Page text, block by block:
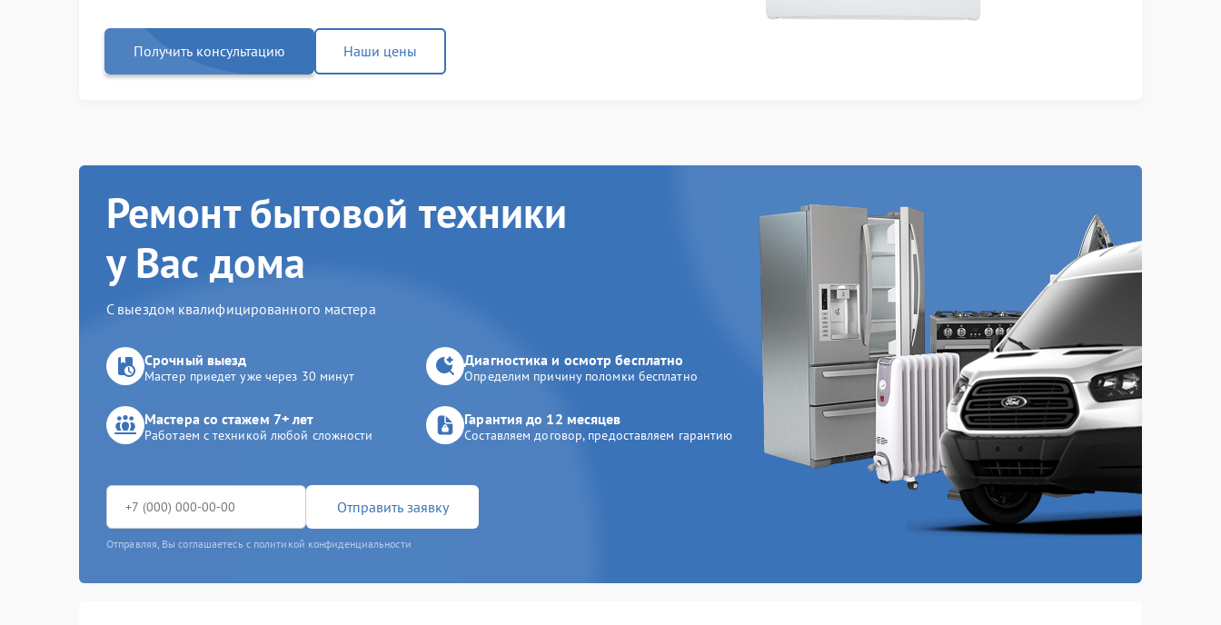
Получить консультацию Наши цены
Ремонт бытовой техники
у Вас дома
С выездом квалифицированного мастера
Срочный выезд
Мастер приедет уже через 30 минут
Диагностика и осмотр бесплатно
Определим причину поломки бесплатно
Мастера со стажем 7+ лет
Работаем с техникой любой сложности
Гарантия до 12 месяцев
Составляем договор, предоставляем гарантию
Отправить заявку
Отправляя, Вы соглашаетесь с политикой конфиденциальности